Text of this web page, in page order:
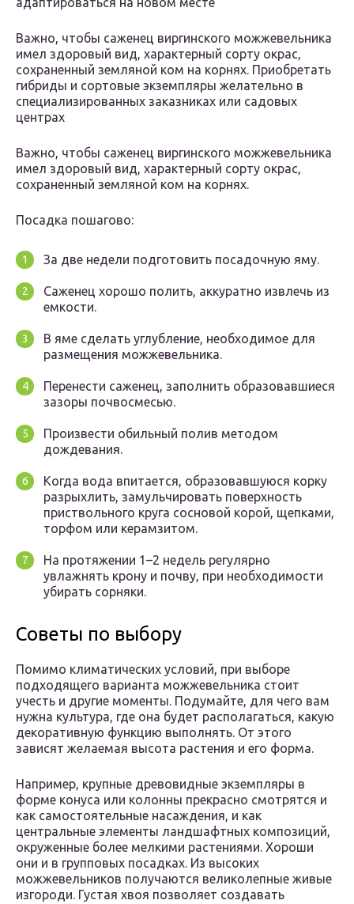
Важно, чтобы саженец виргинского можжевельника
имел здоровый вид, характерный сорту окрас,
сохраненный земляной ком на корнях. Приобретать
гибриды и сортовые экземпляры желательно в
специализированных заказниках или садовых
центрах
Важно, чтобы саженец виргинского можжевельника
имел здоровый вид, характерный сорту окрас,
сохраненный земляной ком на корнях.
Посадка пошагово:
За две недели подготовить посадочную яму.
Саженец хорошо полить, аккуратно извлечь из
емкости.
В яме сделать углубление, необходимое для
размещения можжевельника.
Перенести саженец, заполнить образовавшиеся
зазоры почвосмесью.
Произвести обильный полив методом
дождевания.
Когда вода впитается, образовавшуюся корку
разрыхлить, замульчировать поверхность
приствольного круга сосновой корой, щепками,
торфом или керамзитом.
На протяжении 1–2 недель регулярно
увлажнять крону и почву, при необходимости
убирать сорняки.
Советы по выбору
Помимо климатических условий, при выборе
подходящего варианта можжевельника стоит
учесть и другие моменты. Подумайте, для чего вам
нужна культура, где она будет располагаться, какую
декоративную функцию выполнять. От этого
зависят желаемая высота растения и его форма.
Например, крупные древовидные экземпляры в
форме конуса или колонны прекрасно смотрятся и
как самостоятельные насаждения, и как
центральные элементы ландшафтных композиций,
окруженные более мелкими растениями. Хороши
они и в групповых посадках. Из высоких
можжевельников получаются великолепные живые
изгороди. Густая хвоя позволяет создавать